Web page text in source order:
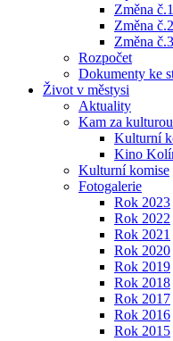
Změna
Změna
Změna
Rozpočet
Dokumenty ke
Život v městysi
Aktuality
Kam za kulturou
Kulturní
Kino
Kulturní komise
Fotogalerie
Rok 2023
Rok 2022
Rok 2021
Rok 2020
Rok 2019
Rok 2018
Rok 2017
Rok 2016
Rok 2015